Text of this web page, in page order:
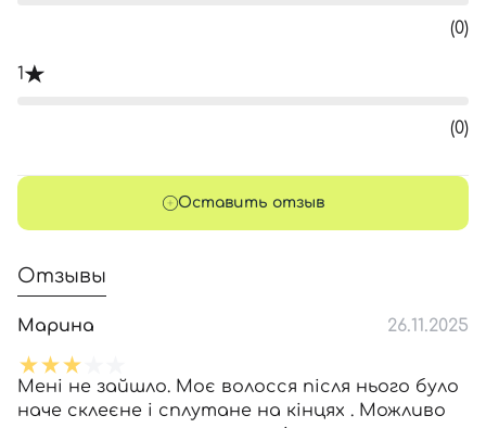
(0)
1
(0)
Оставить отзыв
Отзывы
Марина 26.11.2025
Мені не зайшло. Моє волосся після нього було
наче склеєне і сплутане на кінцях . Можливо